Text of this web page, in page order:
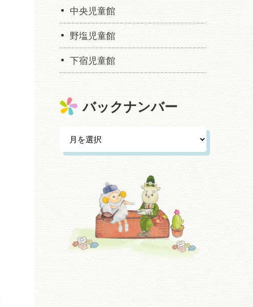
中央児童館
野塩児童館
下宿児童館
バックナンバー